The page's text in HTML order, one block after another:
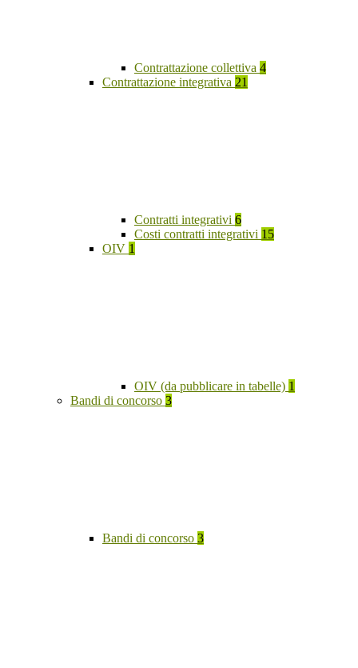
Contrattazione collettiva 4
Contrattazione integrativa 21
Contratti integrativi 6
Costi contratti integrativi 15
OIV 1
OIV (da pubblicare in tabelle) 1
Bandi di concorso 3
Bandi di concorso 3